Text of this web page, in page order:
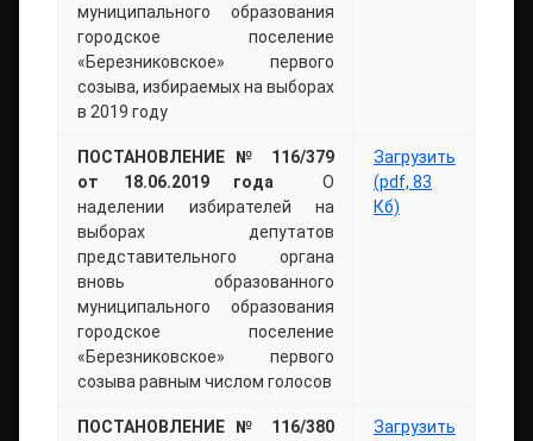
муниципального образования
городское поселение
«Березниковское» первого
созыва, избираемых на выборах
в 2019 году
ПОСТАНОВЛЕНИЕ № 116/379
от 18.06.2019 года О
наделении избирателей на
выборах депутатов
представительного органа
вновь образованного
муниципального образования
городское поселение
«Березниковское» первого
созыва равным числом голосов
Загрузить
(pdf, 83
Кб)
ПОСТАНОВЛЕНИЕ № 116/380 Загрузить